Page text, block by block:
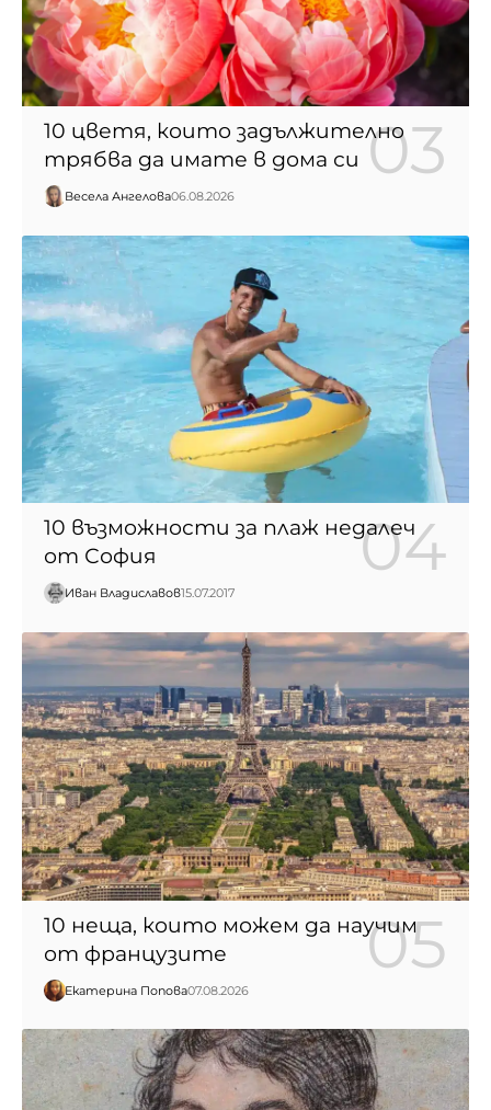
10 цветя, които задължително
трябва да имате в дома си
Весела Ангелова06.08.2026
10 възможности за плаж недалеч
от София
Иван Владиславов15.07.2017
10 неща, които можем да научим
от французите
Екатерина Попова07.08.2026